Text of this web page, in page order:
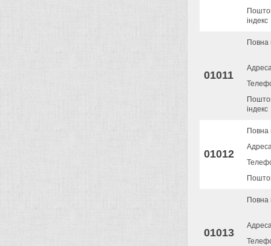
індекс
01011
Повна
індекс
01012
Повна
01013
Повна